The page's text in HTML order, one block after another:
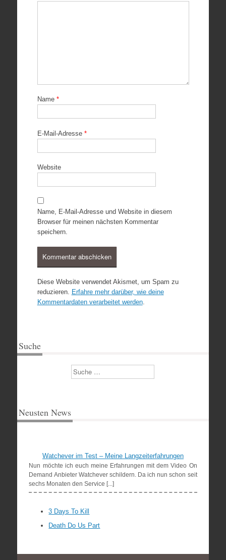
Name *
E-Mail-Adresse *
Website
Name, E-Mail-Adresse und Website in diesem
Browser für meinen nächsten Kommentar
speichern.
Diese Website verwendet Akismet, um Spam zu
reduzieren. Erfahre mehr darüber, wie deine
Kommentardaten verarbeitet werden.
Suche
Suchen
Neusten News
Watchever im Test – Meine Langzeiterfahrungen
Nun möchte ich euch meine Erfahrungen mit dem Video On
Demand Anbieter Watchever schildern. Da ich nun schon seit
sechs Monaten den Service [...]
3 Days To Kill
Death Do Us Part